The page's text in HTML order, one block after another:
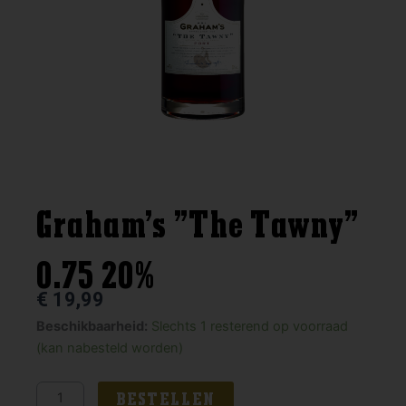
Graham’s ”The Tawny”
0.75 20%
€ 19,99
Beschikbaarheid: Slechts 1 resterend op voorraad
(kan nabesteld worden)
Graham's
''The
0.75
BESTELLEN